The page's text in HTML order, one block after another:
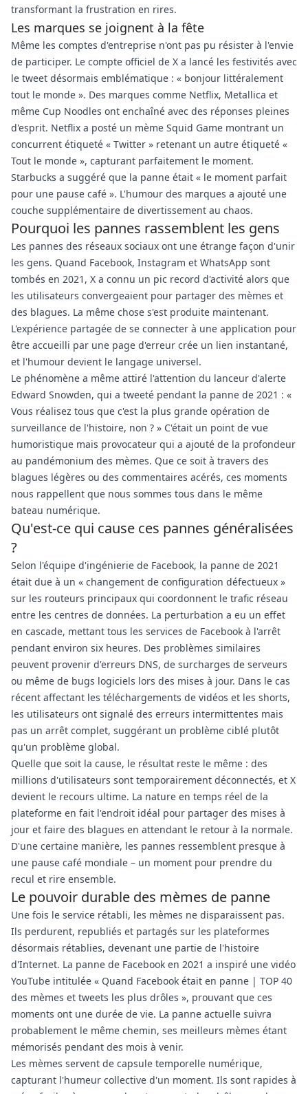
transformant la frustration en rires.
Les marques se joignent à la fête
Même les comptes d'entreprise n'ont pas pu résister à l'envie
de participer. Le compte officiel de X a lancé les festivités avec
le tweet désormais emblématique : « bonjour littéralement
tout le monde ». Des marques comme Netflix, Metallica et
même Cup Noodles ont enchaîné avec des réponses pleines
d'esprit. Netflix a posté un mème Squid Game montrant un
concurrent étiqueté « Twitter » retenant un autre étiqueté «
Tout le monde », capturant parfaitement le moment.
Starbucks a suggéré que la panne était « le moment parfait
pour une pause café ». L'humour des marques a ajouté une
couche supplémentaire de divertissement au chaos.
Pourquoi les pannes rassemblent les gens
Les pannes des réseaux sociaux ont une étrange façon d'unir
les gens. Quand Facebook, Instagram et WhatsApp sont
tombés en 2021, X a connu un pic record d'activité alors que
les utilisateurs convergeaient pour partager des mèmes et
des blagues. La même chose s'est produite maintenant.
L'expérience partagée de se connecter à une application pour
être accueilli par une page d'erreur crée un lien instantané,
et l'humour devient le langage universel.
Le phénomène a même attiré l'attention du lanceur d'alerte
Edward Snowden, qui a tweeté pendant la panne de 2021 : «
Vous réalisez tous que c'est la plus grande opération de
surveillance de l'histoire, non ? » C'était un point de vue
humoristique mais provocateur qui a ajouté de la profondeur
au pandémonium des mèmes. Que ce soit à travers des
blagues légères ou des commentaires acérés, ces moments
nous rappellent que nous sommes tous dans le même
bateau numérique.
Qu'est-ce qui cause ces pannes généralisées
?
Selon l'équipe d'ingénierie de Facebook, la panne de 2021
était due à un « changement de configuration défectueux »
sur les routeurs principaux qui coordonnent le trafic réseau
entre les centres de données. La perturbation a eu un effet
en cascade, mettant tous les services de Facebook à l'arrêt
pendant environ six heures. Des problèmes similaires
peuvent provenir d'erreurs DNS, de surcharges de serveurs
ou même de bugs logiciels lors des mises à jour. Dans le cas
récent affectant les téléchargements de vidéos et les shorts,
les utilisateurs ont signalé des erreurs intermittentes mais
pas un arrêt complet, suggérant un problème ciblé plutôt
qu'un problème global.
Quelle que soit la cause, le résultat reste le même : des
millions d'utilisateurs sont temporairement déconnectés, et X
devient le recours ultime. La nature en temps réel de la
plateforme en fait l'endroit idéal pour partager des mises à
jour et faire des blagues en attendant le retour à la normale.
D'une certaine manière, les pannes ressemblent presque à
une pause café mondiale – un moment pour prendre du
recul et rire ensemble.
Le pouvoir durable des mèmes de panne
Une fois le service rétabli, les mèmes ne disparaissent pas.
Ils perdurent, republiés et partagés sur les plateformes
désormais rétablies, devenant une partie de l'histoire
d'Internet. La panne de Facebook en 2021 a inspiré une vidéo
YouTube intitulée « Quand Facebook était en panne | TOP 40
des mèmes et tweets les plus drôles », prouvant que ces
moments ont une durée de vie. La panne actuelle suivra
probablement le même chemin, ses meilleurs mèmes étant
mémorisés pendant des mois à venir.
Les mèmes servent de capsule temporelle numérique,
capturant l'humeur collective d'un moment. Ils sont rapides à